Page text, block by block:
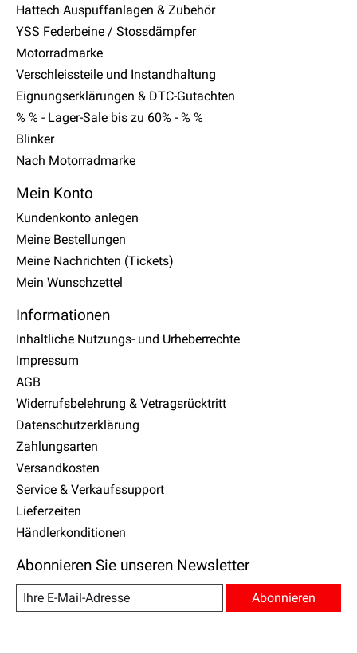
Hattech Auspuffanlagen & Zubehör
YSS Federbeine / Stossdämpfer
Motorradmarke
Verschleissteile und Instandhaltung
Eignungserklärungen & DTC-Gutachten
% % - Lager-Sale bis zu 60% - % %
Blinker
Nach Motorradmarke
Mein Konto
Kundenkonto anlegen
Meine Bestellungen
Meine Nachrichten (Tickets)
Mein Wunschzettel
Informationen
Inhaltliche Nutzungs- und Urheberrechte
Impressum
AGB
Widerrufsbelehrung & Vetragsrücktritt
Datenschutzerklärung
Zahlungsarten
Versandkosten
Service & Verkaufssupport
Lieferzeiten
Händlerkonditionen
Abonnieren Sie unseren Newsletter
Abonnieren